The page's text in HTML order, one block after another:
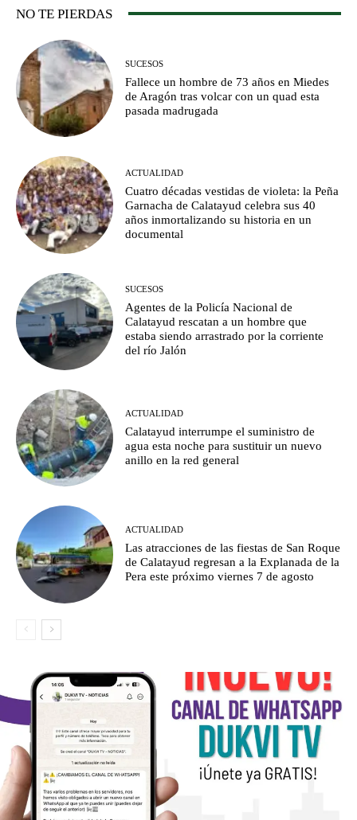
NO TE PIERDAS
SUCESOS
Fallece un hombre de 73 años en Miedes
de Aragón tras volcar con un quad esta
pasada madrugada
ACTUALIDAD
Cuatro décadas vestidas de violeta: la Peña
Garnacha de Calatayud celebra sus 40
años inmortalizando su historia en un
documental
SUCESOS
Agentes de la Policía Nacional de
Calatayud rescatan a un hombre que
estaba siendo arrastrado por la corriente
del río Jalón
ACTUALIDAD
Calatayud interrumpe el suministro de
agua esta noche para sustituir un nuevo
anillo en la red general
ACTUALIDAD
Las atracciones de las fiestas de San Roque
de Calatayud regresan a la Explanada de la
Pera este próximo viernes 7 de agosto